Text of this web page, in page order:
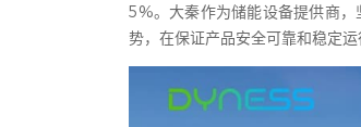
5%。大秦作为储能设备提供商
势，在保证产品安全可靠和稳定